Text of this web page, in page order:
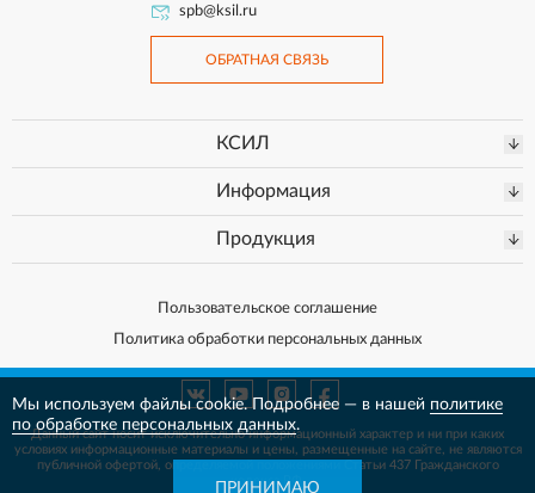
spb@ksil.ru
ОБРАТНАЯ СВЯЗЬ
КСИЛ
Информация
Продукция
Пользовательское соглашение
Политика обработки персональных данных
Данный сайт носит исключительно информационный характер и ни при каких
условиях информационные материалы и цены, размещенные на сайте, неявляются
публичной офертой, определяемой положениями Статьи 437 Гражданского
кодекса РФ.
Мы используем файлы cookie. Подробнее — в нашей политике
по обработке персональных данных.
ПРИНИМАЮ